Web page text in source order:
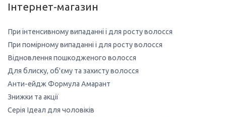
Інтернет-магазин
При інтенсивному випаданні і для росту волосся
При помірному випаданні і для росту волосся
Відновлення пошкодженого волосся
Для блиску, об'єму та захисту волосся
Анти-ейдж Формула Амарант
Знижки та акції
Серія Ідеал для чоловіків